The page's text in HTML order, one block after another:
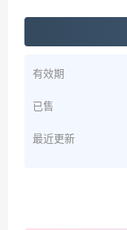
有效期
已售
最近更新